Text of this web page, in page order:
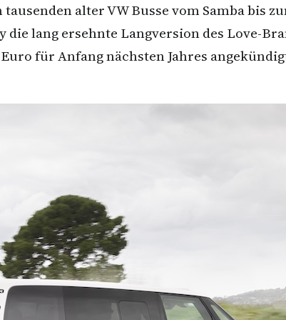
alter VW Busse vom Samba bis
lang ersehnte Langversion des Love-
für Anfang nächsten Jahres